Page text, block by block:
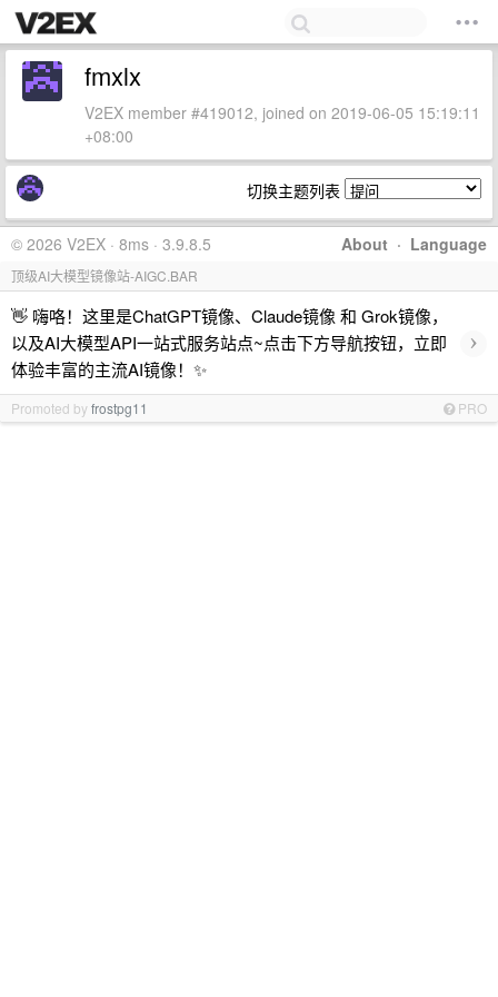
fmxlx
V2EX member #419012, joined on 2019-06-05 15:19:11
+08:00
切换主题列表
About · Language
© 2026 V2EX · 8ms · 3.9.8.5
顶级AI大模型镜像站-AIGC.BAR
👋 嗨咯！这里是ChatGPT镜像、Claude镜像 和 Grok镜像，
以及AI大模型API一站式服务站点~点击下方导航按钮，立即
体验丰富的主流AI镜像！✨
›
Promoted byfrostpg11 PRO